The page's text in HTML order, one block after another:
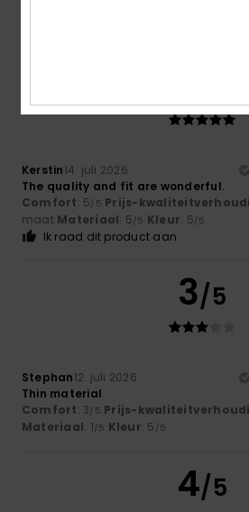
Kerstin14. juli 2026
The quality and fit are wonderful.
Comfort: 5/5 Prijs-
maat Materiaal: 5/5 Kleur: 5/5
Ik raad dit product aan
3/5
Stephan12. juli 2026
Thin material
Comfort: 3/5 Prijs-
Materiaal: 1/5 Kleur: 5 /5
4/5